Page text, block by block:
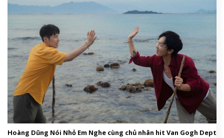
Hoàng Dũng Nói Nhỏ Em Nghe cùng chủ nhân hit Van Gogh Dept